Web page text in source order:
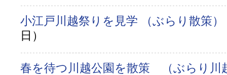
小江戸川越祭りを見学 （ぶらり散策）
日）
春を待つ川越公園を散策 （ぶらり川